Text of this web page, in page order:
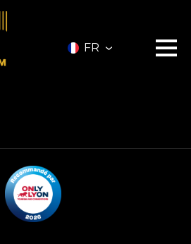
FR
Investir
Privatisation
A propos
Partenaires